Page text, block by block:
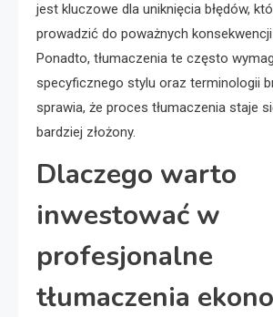
jest kluczowe dla uniknięcia błędów,
prowadzić do poważnych
Ponadto, tłumaczenia te często
specyficznego stylu oraz terminologii
sprawia, że proces tłumaczenia staje
bardziej złożony.
Dlaczego warto
inwestować w
profesjonalne
tłumaczenia